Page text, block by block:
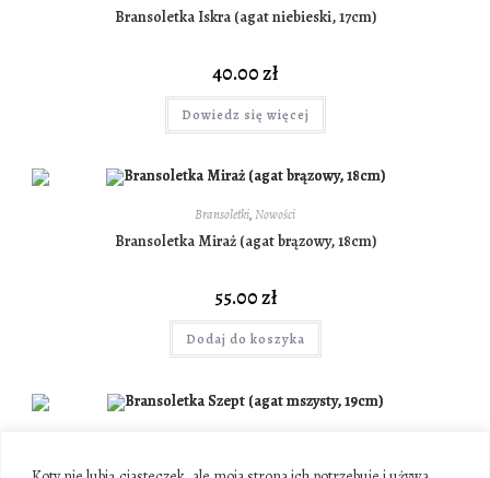
Bransoletka Iskra (agat niebieski, 17cm)
40.00zł
Dowiedz się więcej
Bransoletki,Nowości
Bransoletka Miraż (agat brązowy, 18cm)
55.00zł
Dodaj do koszyka
Bransoletka Szept (agat mszysty, 19cm)